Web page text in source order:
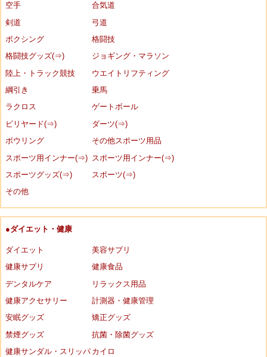
空手
合気道
剣道
弓道
ボクシング
格闘技
格闘技グッズ(⇒)
ジョギング・マラソン
陸上・トラック競技
ウエイトリフティング
綱引き
乗馬
ラクロス
ゲートボール
ビリヤード(⇒)
ダーツ(⇒)
ボウリング
その他スポーツ用品
スポーツ用インナー(⇒)
スポーツ用インナー(⇒)
スポーツグッズ(⇒)
スポーツ(⇒)
その他
●ダイエット・健康
ダイエット
美容サプリ
健康サプリ
健康食品
デンタルケア
リラックス用品
健康アクセサリー
計測器・健康管理
安眠グッズ
矯正グッズ
禁煙グッズ
抗菌・除菌グッズ
健康サンダル・スリッパ カイロ